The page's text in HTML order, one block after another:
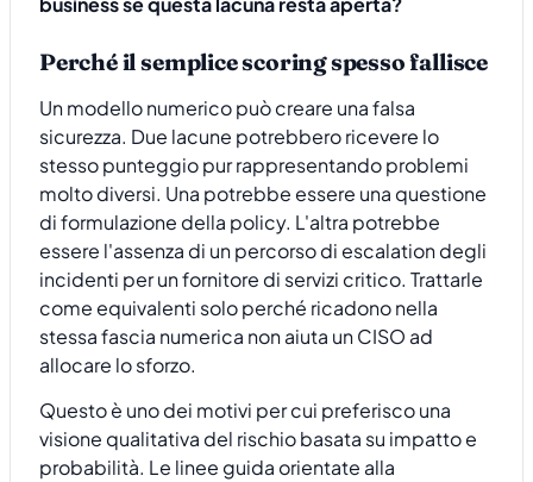
Perché il semplice scoring spesso fallisce
Un modello numerico può creare una falsa
sicurezza. Due lacune potrebbero ricevere lo
stesso punteggio pur rappresentando problemi
molto diversi. Una potrebbe essere una questione
di formulazione della policy. L'altra potrebbe
essere l'assenza di un percorso di escalation degli
incidenti per un fornitore di servizi critico. Trattarle
come equivalenti solo perché ricadono nella
stessa fascia numerica non aiuta un CISO ad
allocare lo sforzo.
Questo è uno dei motivi per cui preferisco una
visione qualitativa del rischio basata su impatto e
probabilità. Le linee guida orientate alla